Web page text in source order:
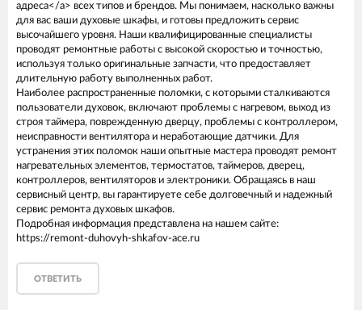
адреса</a> всех типов и брендов. Мы понимаем, насколько важны
для вас ваши духовые шкафы, и готовы предложить сервис
высочайшего уровня. Наши квалифицированные специалисты
проводят ремонтные работы с высокой скоростью и точностью,
используя только оригинальные запчасти, что предоставляет
длительную работу выполненных работ.
Наиболее распространенные поломки, с которыми сталкиваются
пользователи духовок, включают проблемы с нагревом, выход из
строя таймера, поврежденную дверцу, проблемы с контроллером,
неисправности вентилятора и неработающие датчики. Для
устранения этих поломок наши опытные мастера проводят ремонт
нагревательных элементов, термостатов, таймеров, дверец,
контроллеров, вентиляторов и электроники. Обращаясь в наш
сервисный центр, вы гарантируете себе долговечный и надежный
сервис ремонта духовых шкафов.
Подробная информация представлена на нашем сайте:
https://remont-duhovyh-shkafov-ace.ru
ОТВЕТИТЬ